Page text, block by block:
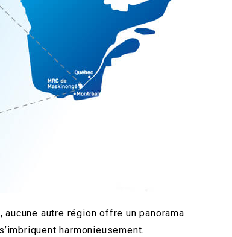
autre région offre un panorama
harmonieusement.